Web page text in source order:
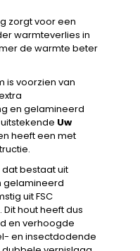
zorgt voor een
warmteverlies in
de warmte beter
is voorzien van
en gelamineerd
Uw
heeft een met
bestaat uit
gelamineerd
uit FSC
hout heeft dus
en verhoogde
en insectdodende